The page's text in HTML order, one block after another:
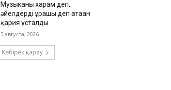
Музыканы харам деп,
әйелдерді ұрғашы деп атаған
қария ұсталды
5 августа, 2026
Көбірек қарау